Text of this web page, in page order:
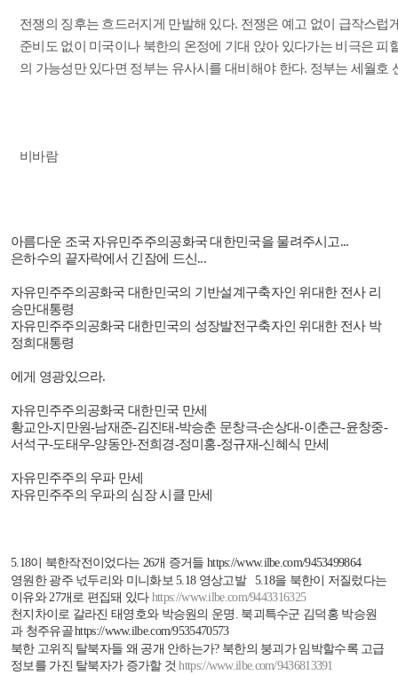
전쟁의 징후는 흐드러지게 만발해 있다. 전쟁은 예고 없이 급작스럽
준비도 없이 미국이나 북한의 온정에 기대 앉아 있다가는 비극은 피
의 가능성만 있다면 정부는 유사시를 대비해야 한다. 정부는 세월호
비바람
아름다운 조국 자유민주주의공화국 대한민국을 물려주시고...
은하수의 끝자락에서 긴잠에 드신 ...
자유민주주의공화국 대한민국의 기반설계구축자인 위대한 전사 리
승만대통령
자유민주주의공화국 대한민국의 성장발전구축자인 위대한 전사 박
정희대통령
에게 영광있으라.
자유민주주의공화국 대한민국 만세
황교안-지만원-남재준-김진태-박승춘 문창극-손상대-이춘근-윤창중-
서석구-도태우-양동안-전희경-정미홍-정규재-신혜식 만세
자유민주주의 우파 만세
자유민주주의 우파의 심장 시클 만세
5.18이 북한작전이었다는 26개 증거들 https://www.ilbe.com/9453499864
영원한 광주 넋두리와 미니화보5.18 영상고발5.18을 북한이 저질렀다는
이유와27개로 편집돼 있다 https://www.ilbe.com/9443316325
천지차이로 갈라진 태영호와 박승원의 운명 . 북괴특수군 김덕홍 박승원
과 청주유골https://www.ilbe.com/9535470573
북한 고위직 탈북자들 왜 공개 안하는가? 북한의 붕괴가 임박할수록 고급
정보를 가진 탈북자가 증가할 것https://www.ilbe.com/9436813391